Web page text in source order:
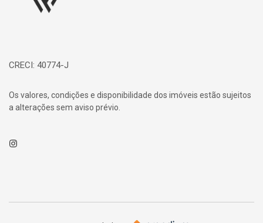
CRECI: 40774-J
Os valores, condições e disponibilidade dos imóveis estão sujeitos
a alterações sem aviso prévio.
Instagram